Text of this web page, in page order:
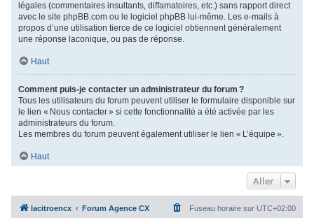
légales (commentaires insultants, diffamatoires, etc.) sans rapport direct
avec le site phpBB.com ou le logiciel phpBB lui-même. Les e-mails à
propos d’une utilisation tierce de ce logiciel obtiennent généralement
une réponse laconique, ou pas de réponse.
Haut
Comment puis-je contacter un administrateur du forum ?
Tous les utilisateurs du forum peuvent utiliser le formulaire disponible sur
le lien « Nous contacter » si cette fonctionnalité a été activée par les
administrateurs du forum.
Les membres du forum peuvent également utiliser le lien « L’équipe ».
Haut
Aller
lacitroencx Forum Agence CX Fuseau horaire sur UTC+02:00